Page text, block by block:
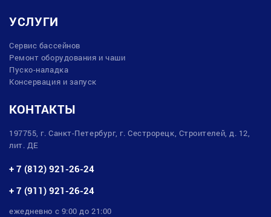
УСЛУГИ
Сервис бассейнов
Ремонт оборудования и чаши
Пуско-наладка
Консервация и запуск
КОНТАКТЫ
197755, г. Санкт-Петербург, г. Сестрорецк, Строителей, д. 12,
лит. ДЕ
+ 7 (812) 921-26-24
+ 7 (911) 921-26-24
ежедневно с 9:00 до 21:00